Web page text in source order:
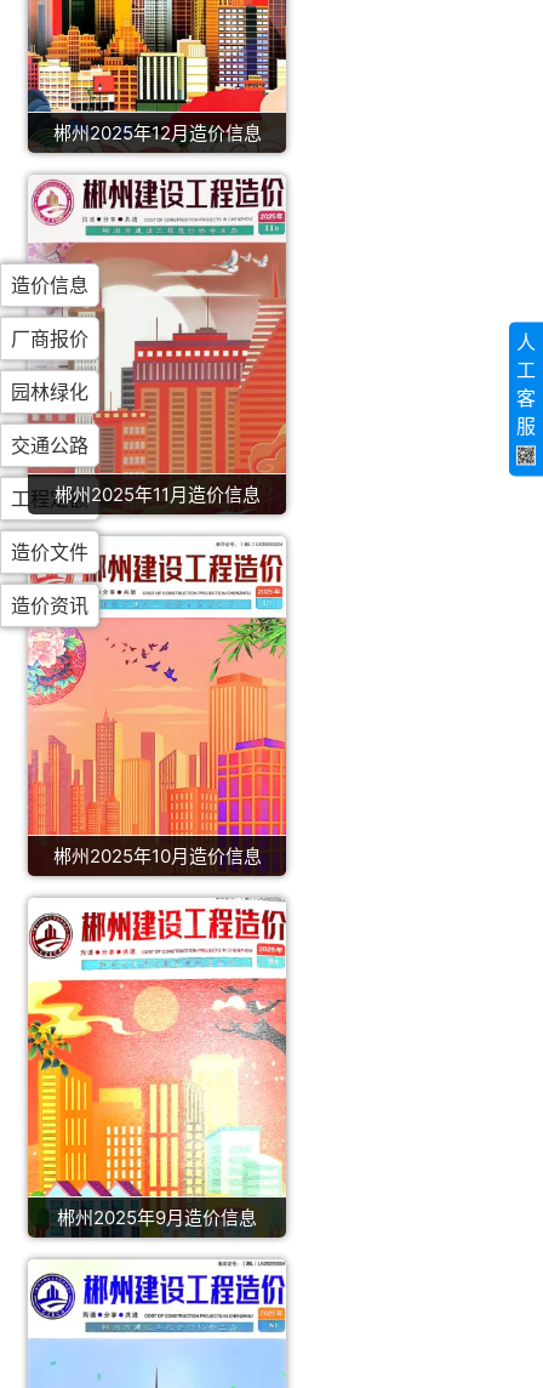
郴州2025年12月造价信息
郴州2025年11月造价信息
郴州2025年10月造价信息
郴州2025年9月造价信息
造价信息
厂商报价
园林绿化
交通公路
工程定额
造价文件
造价资讯
人
工
客
服